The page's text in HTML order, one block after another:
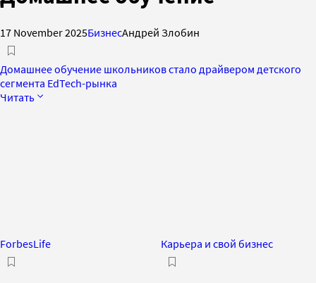
17 November 2025БизнесАндрей Злобин
Домашнее обучение школьников стало драйвером детского
сегмента EdTech-рынка
Читать
ForbesLife Карьера и свой бизнес